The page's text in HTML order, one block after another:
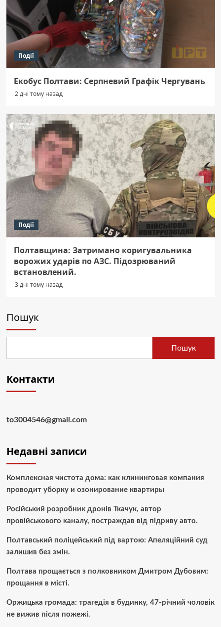
Події
Екобус Полтави: Серпневий Графік Чергувань
2 дні тому назад
Події
Полтавщина: Затримано коригувальника
ворожих ударів по АЗС. Підозрюваний
встановлений.
3 дні тому назад
Пошук
Пошук
Контакти
to3004546@gmail.com
Недавні записи
Комплексная чистота дома: как клининговая компания
проводит уборку и озонирование квартиры
Російський розробник дронів Ткачук, автор
провійськового каналу, постраждав від підриву авто.
Полтавський поліцейський під вартою: Апеляційний суд
залишив без змін.
Полтава прощається з полковником Дмитром Дубовим:
прощання в місті.
Оржицька громада: трагедія в будинку, 47-річний чоловік
не вижив після пожежі.